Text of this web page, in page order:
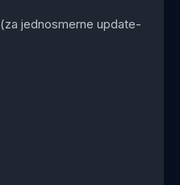
(za jednosmerne update-